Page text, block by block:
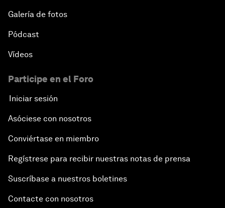
Galería de fotos
Pódcast
Vídeos
Participe en el Foro
Iniciar sesión
Asóciese con nosotros
Conviértase en miembro
Regístrese para recibir nuestras notas de prensa
Suscríbase a nuestros boletines
Contacte con nosotros